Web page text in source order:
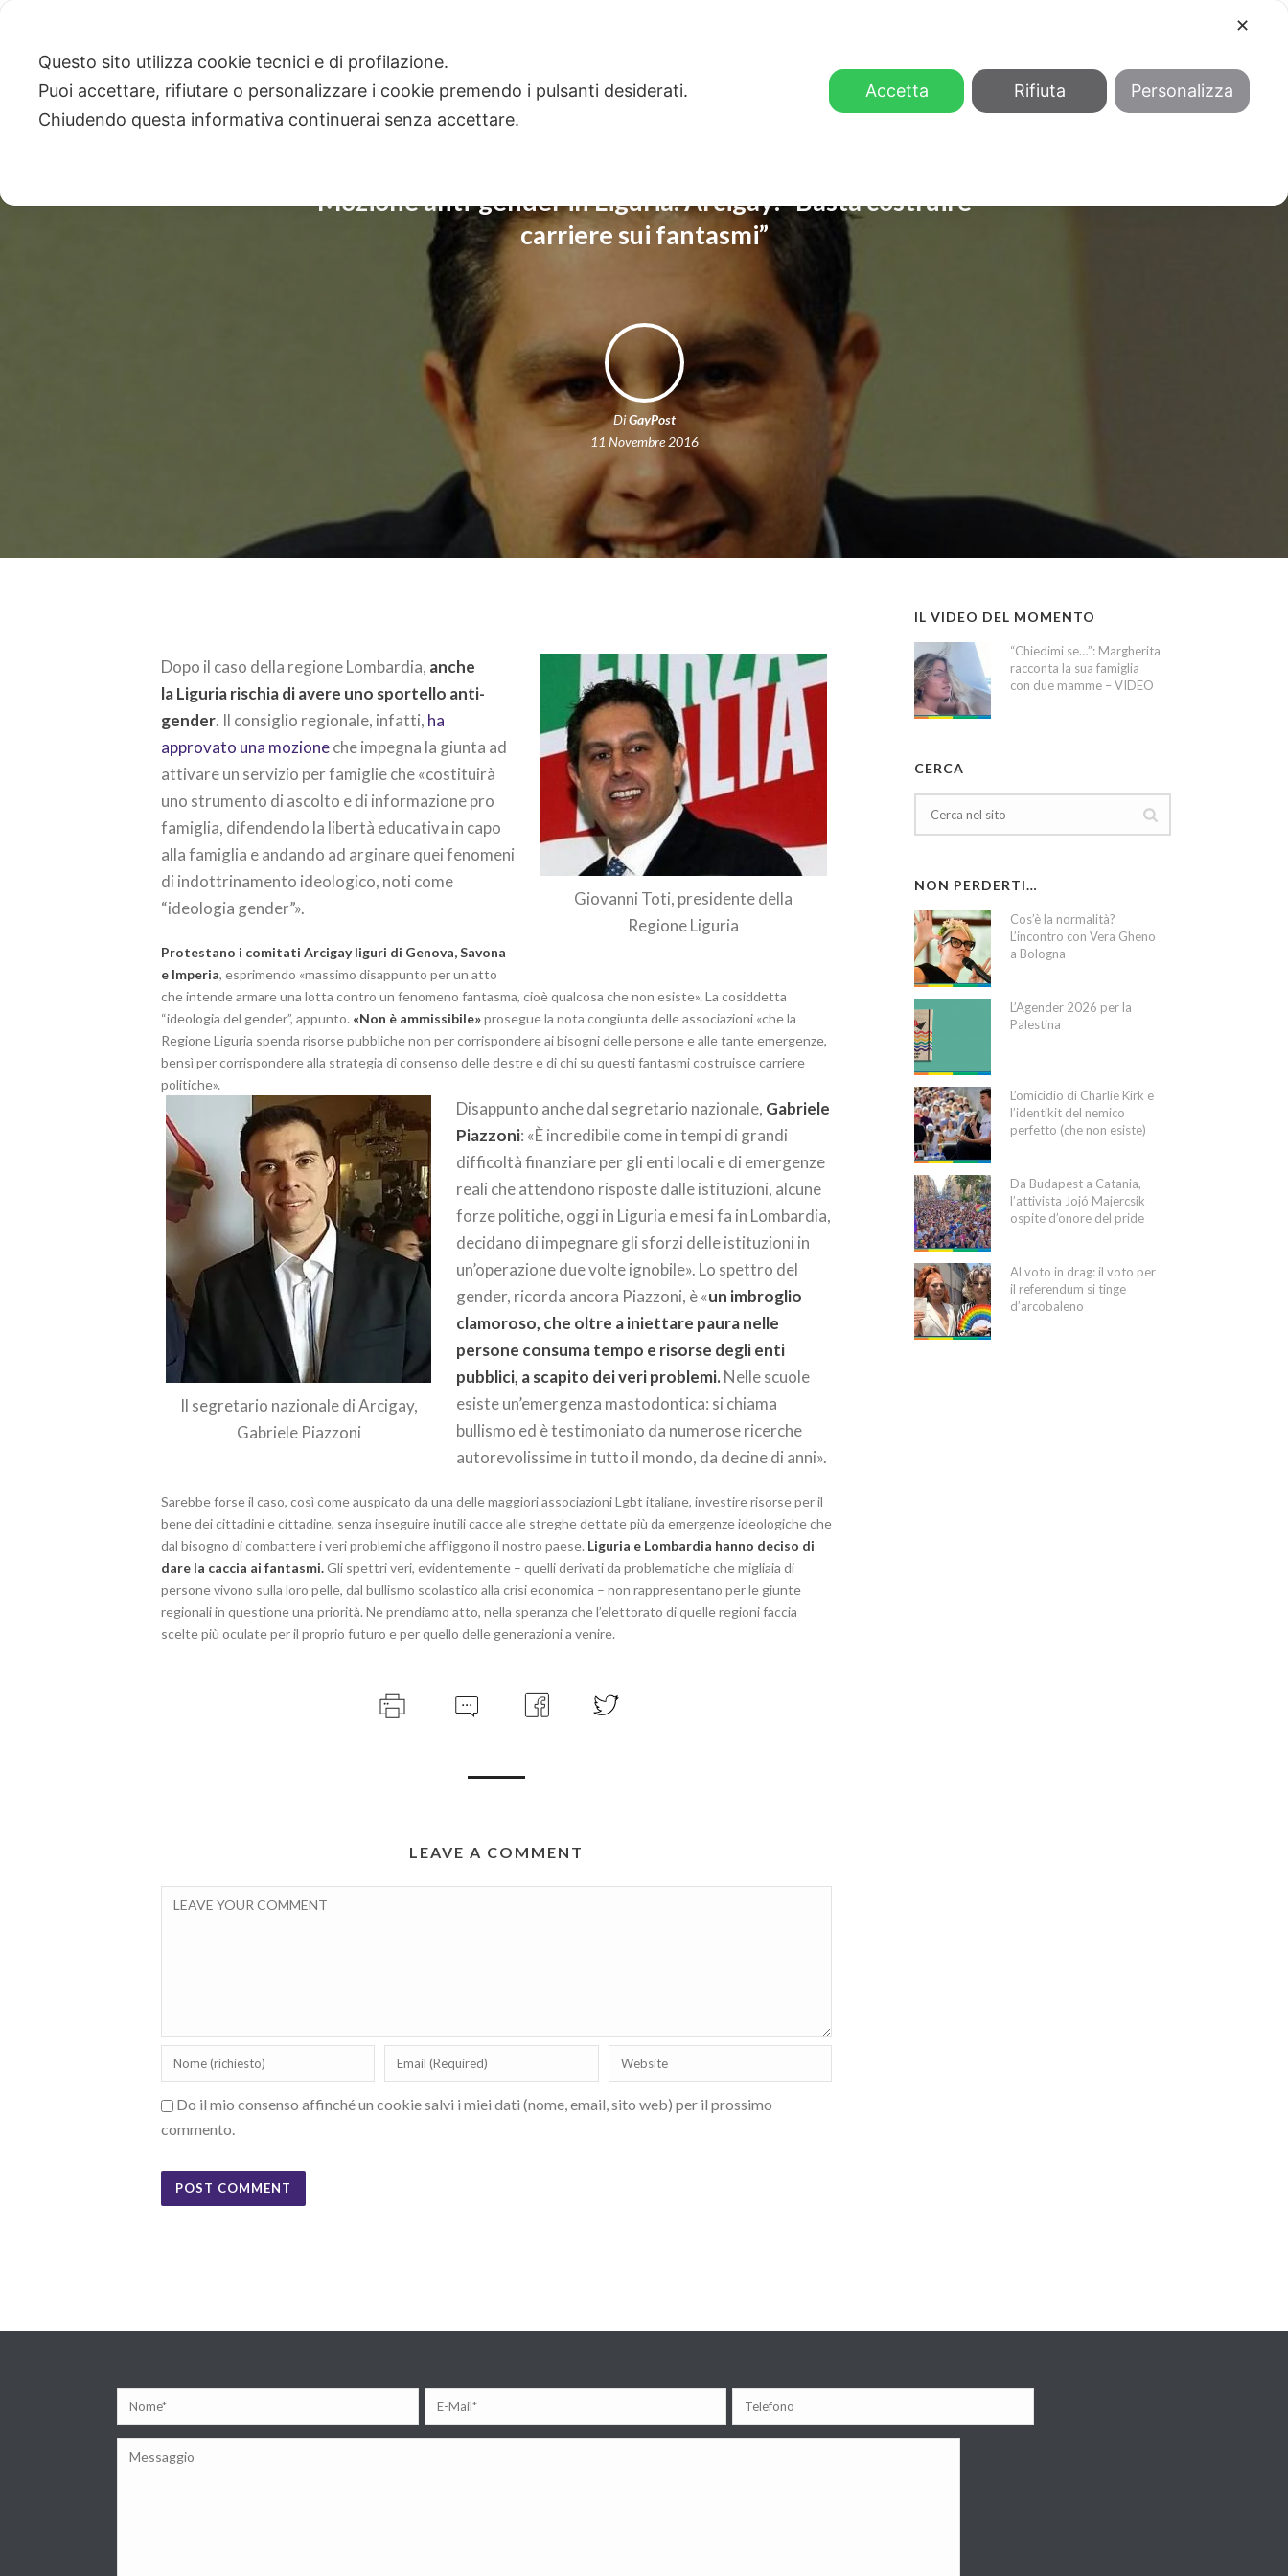
Mozione anti-gender in Liguria. Arcigay: “Basta costruire
carriere sui fantasmi”
DiGayPost
11 Novembre 2016
Giovanni Toti, presidente della
Regione Liguria
Dopo il caso della regione Lombardia, anche
la Liguria rischia di avere uno sportello anti-
gender. Il consiglio regionale, infatti, ha
approvato una mozioneche impegna la giunta ad
attivare un servizio per famiglie che «costituirà
uno strumento di ascolto e di informazione pro
famiglia, difendendo la libertà educativa in capo
alla famiglia e andando ad arginare quei fenomeni
di indottrinamento ideologico, noti come
“ideologia gender”».
Protestano i comitati Arcigay liguri di Genova, Savona
e Imperia, esprimendo «massimo disappunto per un atto
che intende armare una lotta contro un fenomeno fantasma, cioè qualcosa che non esiste». La cosiddetta
“ideologia del gender”, appunto. «Non è ammissibile»prosegue la nota congiunta delle associazioni «che la
Regione Liguria spenda risorse pubbliche non per corrispondere ai bisogni delle persone e alle tante emergenze,
bensì per corrispondere alla strategia di consenso delle destre e di chi su questi fantasmi costruisce carriere
politiche».
Il segretario nazionale di Arcigay,
Gabriele Piazzoni
Disappunto anche dal segretario nazionale, Gabriele
Piazzoni: «È incredibile come in tempi di grandi
difficoltà finanziare per gli enti locali e di emergenze
reali che attendono risposte dalle istituzioni, alcune
forze politiche, oggi in Liguria e mesi fa in Lombardia,
decidano di impegnare gli sforzi delle istituzioni in
un’operazione due volte ignobile». Lo spettro del
gender, ricorda ancora Piazzoni, è «un imbroglio
clamoroso, che oltre a iniettare paura nelle
persone consuma tempo e risorse degli enti
pubblici, a scapito dei veri problemi.Nelle scuole
esiste un’emergenza mastodontica: si chiama
bullismo ed è testimoniato da numerose ricerche
autorevolissime in tutto il mondo, da decine di anni».
Sarebbe forse il caso, così come auspicato da una delle maggiori associazioni Lgbt italiane, investire risorse per il
bene dei cittadini e cittadine, senza inseguire inutili cacce alle streghe dettate più da emergenze ideologiche che
dal bisogno di combattere i veri problemi che affliggono il nostro paese. Liguria e Lombardia hanno deciso di
dare la caccia ai fantasmi.Gli spettri veri, evidentemente – quelli derivati da problematiche che migliaia di
persone vivono sulla loro pelle, dal bullismo scolastico alla crisi economica – non rappresentano per le giunte
regionali in questione una priorità. Ne prendiamo atto, nella speranza che l’elettorato di quelle regioni faccia
scelte più oculate per il proprio futuro e per quello delle generazioni a venire.
LEAVE A COMMENT
Do il mio consenso affinché un cookie salvi i miei dati (nome, email, sito web) per il prossimo
commento.
IL VIDEO DEL MOMENTO
“Chiedimi se…”: Margherita
racconta la sua famiglia
con due mamme – VIDEO
CERCA
NON PERDERTI…
Cos’è la normalità?
L’incontro con Vera Gheno
a Bologna
L’Agender 2026 per la
Palestina
L’omicidio di Charlie Kirk e
l’identikit del nemico
perfetto (che non esiste)
Da Budapest a Catania,
l’attivista Jojó Majercsik
ospite d’onore del pride
Al voto in drag: il voto per
il referendum si tinge
d’arcobaleno
✕
Questo sito utilizza cookie tecnici e di profilazione.
Puoi accettare, rifiutare o personalizzare i cookie premendo i pulsanti desiderati.
Chiudendo questa informativa continuerai senza accettare.
Accetta Rifiuta Personalizza